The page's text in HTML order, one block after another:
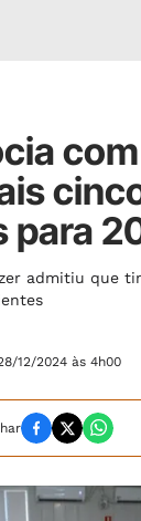
para
admitiu que
12/2024 às 4h00